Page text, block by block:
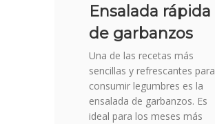
Ensalada rápida
de garbanzos
Una de las recetas más
sencillas y refrescantes para
consumir legumbres es la
ensalada de garbanzos. Es
ideal para los meses más